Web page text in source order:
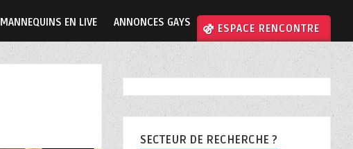
MANNEQUINS EN LIVE ANNONCES GAYS ⚣ ESPACE RENCONTRE
SECTEUR DE RECHERCHE ?